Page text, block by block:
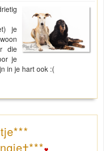
je
die
je
in je hart ook :(